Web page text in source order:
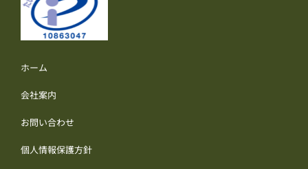
ホーム
会社案内
お問い合わせ
個人情報保護方針